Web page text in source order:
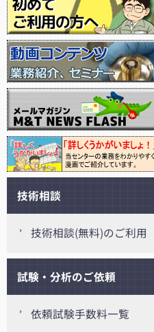
技術相談
技術相談(無料)のご利用
試験・分析のご依頼
依頼試験手数料一覧